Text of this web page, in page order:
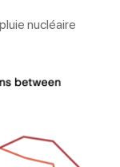
nucléaire